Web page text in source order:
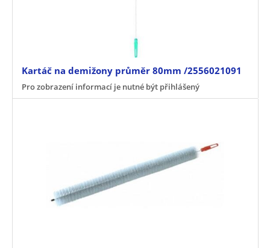
Kartáč na demižony průměr 80mm /2556021091
Pro zobrazení informací je nutné být přihlášený